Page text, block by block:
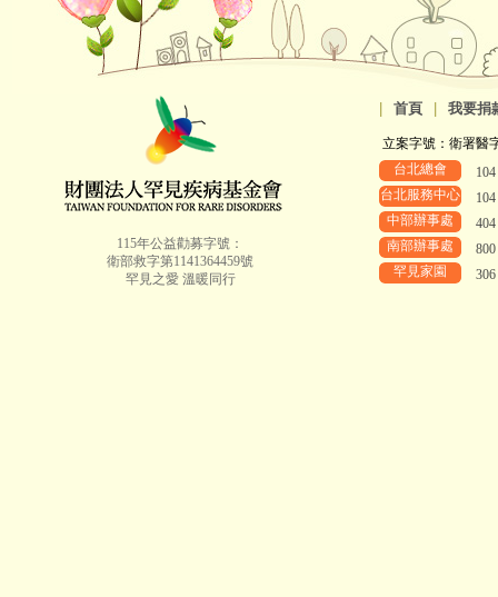
115年公益勸募字號：
衛部救字第1141364459號
罕見之愛 溫暖同行
首頁 我要捐
立案字號：衛署醫
台北總會
台北服務中心
中部辦事處
南部辦事處
罕見家園